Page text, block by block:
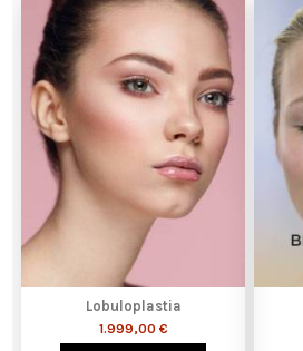
Lobuloplastia
1.999,00 €